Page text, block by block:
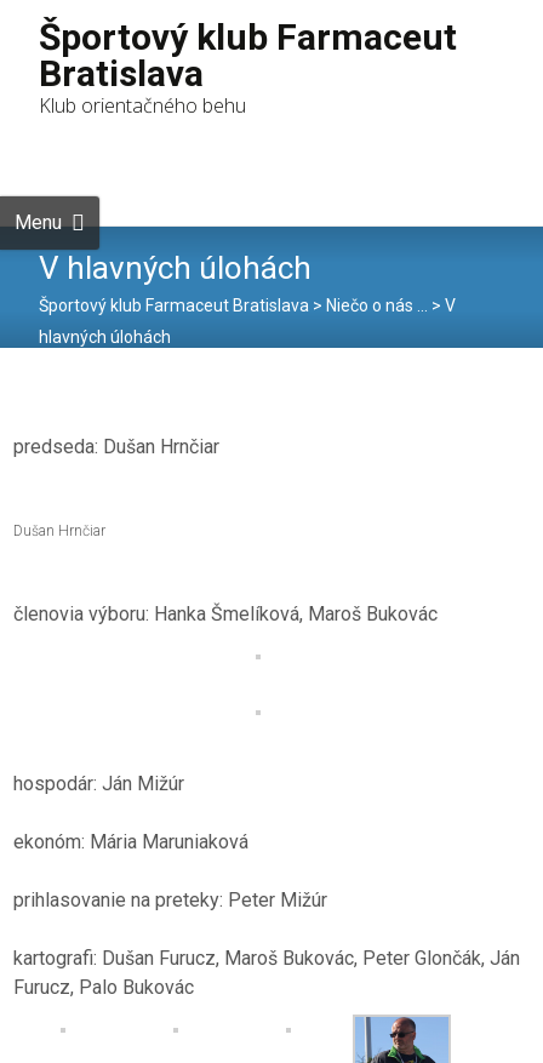
Športový klub Farmaceut
Bratislava
Klub orientačného behu
Menu
V hlavných úlohách
Športový klub Farmaceut Bratislava > Niečo o nás … > V
hlavných úlohách
predseda: Dušan Hrnčiar
Dušan Hrnčiar
členovia výboru: Hanka Šmelíková, Maroš Bukovác
hospodár: Ján Mižúr
ekonóm: Mária Maruniaková
prihlasovanie na preteky: Peter Mižúr
kartografi: Dušan Furucz, Maroš Bukovác, Peter Glončák, Ján
Furucz, Palo Bukovác